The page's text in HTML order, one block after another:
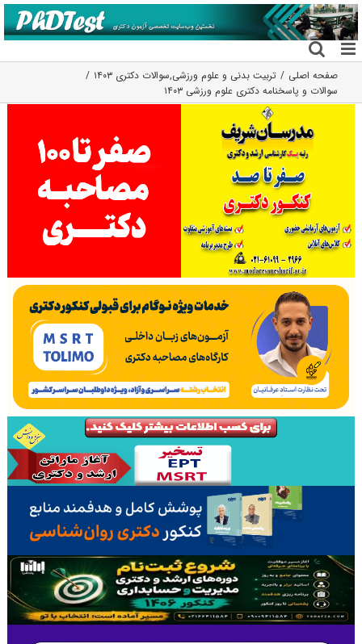
رفتن
به
محتوا
صفحه اصلی تربیت بدنی و علوم ورزشی,سوالات دکتری ۱۴۰۳
سوالات و پاسخنامه دکتری علوم ورزشی ۱۴۰۳